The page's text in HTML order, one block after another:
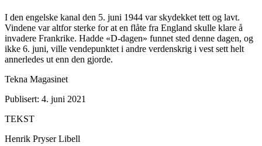
I den engelske kanal den 5. juni 1944 var skydekket tett og lavt.
Vindene var altfor sterke for at en flåte fra England skulle klare å
invadere Frankrike. Hadde «D-dagen» funnet sted denne dagen, og
ikke 6. juni, ville vendepunktet i andre verdenskrig i vest sett helt
annerledes ut enn den gjorde.
Tekna Magasinet
Publisert: 4. juni 2021
TEKST
Henrik Pryser Libell